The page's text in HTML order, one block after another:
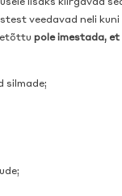
veedavad neli
pole imestada,
silmade;